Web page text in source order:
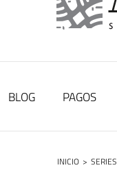
BLOG PAGOS
INICIO > SERIES